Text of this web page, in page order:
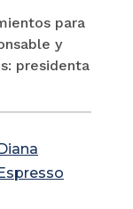
para
y
presidenta